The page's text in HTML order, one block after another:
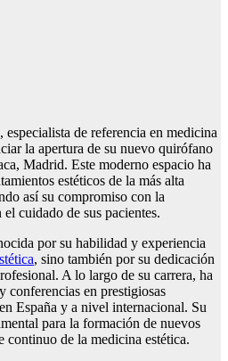
, especialista de referencia en medicina
la apertura de su nuevo quirófano
Madrid. Este moderno espacio ha
estéticos de la más alta
así su compromiso con la
cuidado de sus pacientes.
por su habilidad y experiencia
, sino también por su dedicación
A lo largo de su carrera, ha
conferencias en prestigiosas
España y a nivel internacional. Su
para la formación de nuevos
continuo de la medicina estética.